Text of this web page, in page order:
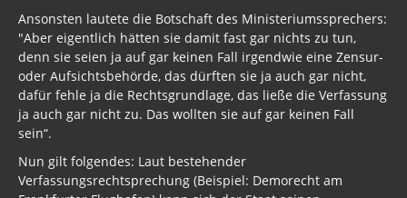
Ansonsten lautete die Botschaft des Ministeriumssprechers:
"Aber eigentlich hätten sie damit fast gar nichts zu tun,
denn sie seien ja auf gar keinen Fall irgendwie eine Zensur-
oder Aufsichtsbehörde, das dürften sie ja auch gar nicht,
dafür fehle ja die Rechtsgrundlage, das ließe die Verfassung
ja auch gar nicht zu. Das wollten sie auf gar keinen Fall
sein“.
Nun gilt folgendes: Laut bestehender
Verfassungsrechtsprechung (Beispiel: Demorecht am